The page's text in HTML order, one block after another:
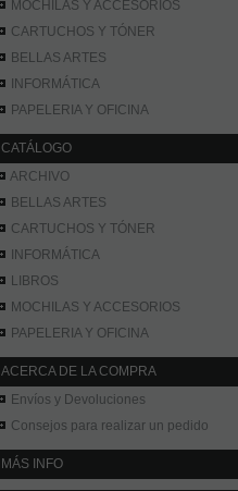
MOCHILAS Y ACCESORIOS
CARTUCHOS Y TÓNER
BELLAS ARTES
INFORMÁTICA
PAPELERIA Y OFICINA
CATÁLOGO
ARCHIVO
BELLAS ARTES
CARTUCHOS Y TÓNER
INFORMÁTICA
LIBROS
MOCHILAS Y ACCESORIOS
PAPELERIA Y OFICINA
ACERCA DE LA COMPRA
Envíos y Devoluciones
Consejos para realizar un pedido
MÁS INFO